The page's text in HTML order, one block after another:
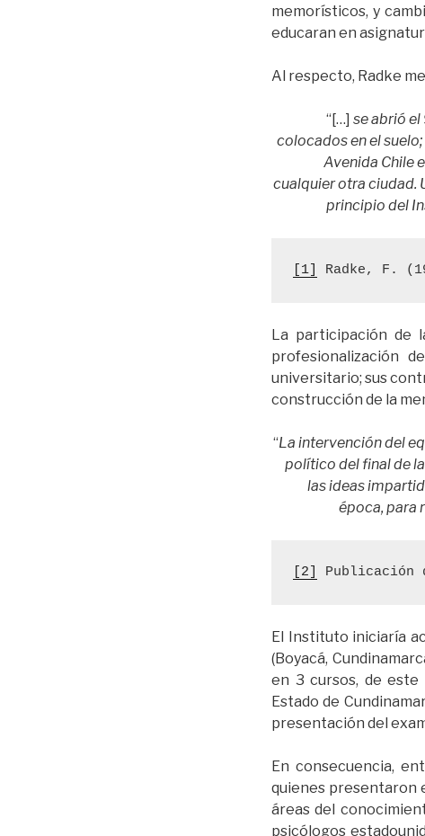
memorísticos, y
educaran en
Al respecto, Radke
“[…] se abrió el
colocados en el
Avenida Chile
cualquier otra ciudad.
principio del
[1] Radke, F.
La participación de
profesionalización
universitario; sus
construcción de la
“La intervención del
político del final de
las ideas
época, para
[2] Publicación
El Instituto iniciaría
(Boyacá,
en 3 cursos, de este
Estado de
presentación del
En consecuencia,
quienes presentaron
áreas del
psicólogos